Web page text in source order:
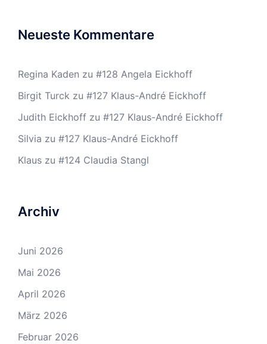
Neueste Kommentare
Regina Kaden zu #128 Angela Eickhoff
Birgit Turck zu #127 Klaus-André Eickhoff
Judith Eickhoff zu #127 Klaus-André Eickhoff
Silvia zu #127 Klaus-André Eickhoff
Klaus zu #124 Claudia Stangl
Archiv
Juni 2026
Mai 2026
April 2026
März 2026
Februar 2026